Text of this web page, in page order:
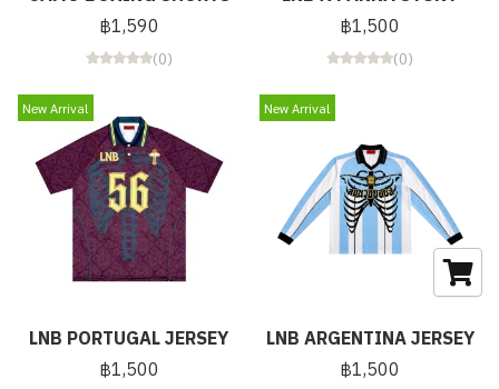
฿1,590
(0)
฿1,500
(0)
New Arrival
LNB PORTUGAL JERSEY
฿1,500
New Arrival
LNB ARGENTINA JERSEY
฿1,500